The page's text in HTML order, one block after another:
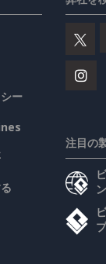
ー
注目の
ン
プ